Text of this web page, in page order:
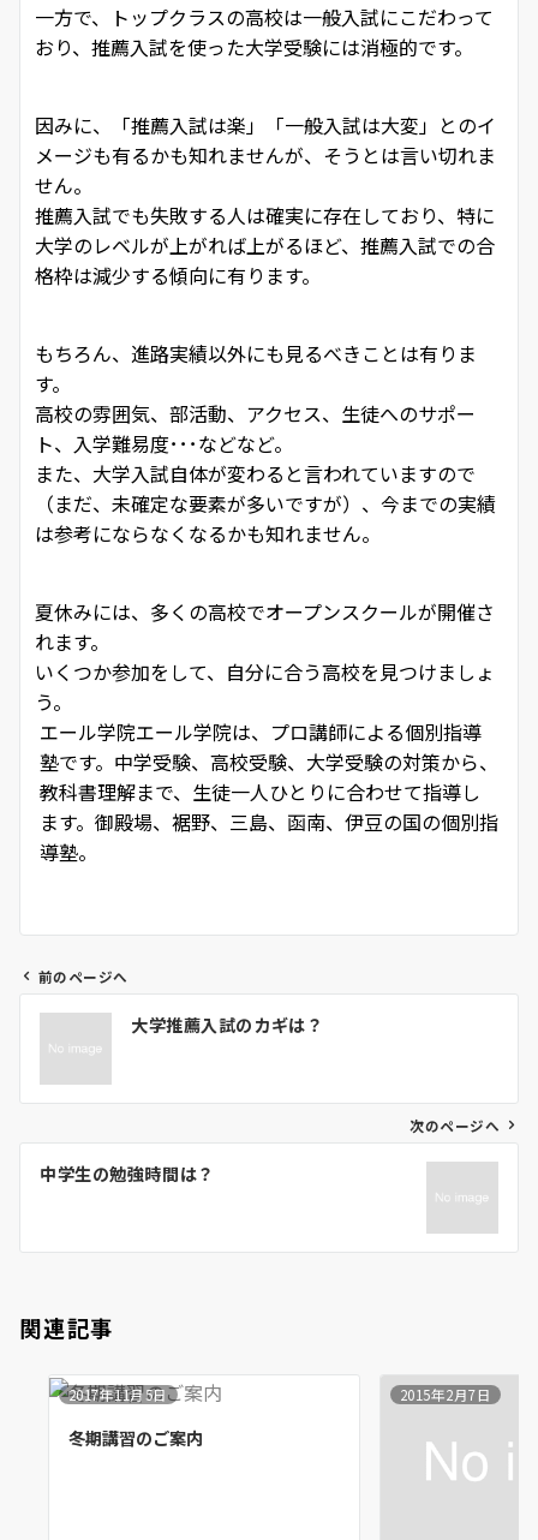
一方で、トップクラスの高校は一般入試にこだわって
おり、推薦入試を使った大学受験には消極的です。
因みに、「推薦入試は楽」「一般入試は大変」とのイ
メージも有るかも知れませんが、そうとは言い切れま
せん。
推薦入試でも失敗する人は確実に存在しており、特に
大学のレベルが上がれば上がるほど、推薦入試での合
格枠は減少する傾向に有ります。
もちろん、進路実績以外にも見るべきことは有りま
す。
高校の雰囲気、部活動、アクセス、生徒へのサポー
ト、入学難易度･･･などなど。
また、大学入試自体が変わると言われていますので
（まだ、未確定な要素が多いですが）、今までの実績
は参考にならなくなるかも知れません。
夏休みには、多くの高校でオープンスクールが開催さ
れます。
いくつか参加をして、自分に合う高校を見つけましょ
う。
エール学院エール学院は、プロ講師による個別指導
塾です。中学受験、高校受験、大学受験の対策から、
教科書理解まで、生徒一人ひとりに合わせて指導し
ます。御殿場、裾野、三島、函南、伊豆の国の個別指
導塾。
ビ
ン
前のページへ
大学推薦入試のカギは？
次のページへ
中学生の勉強時間は？
関連記事
2017年11月5日
冬期講習のご案内
2015年2月7日